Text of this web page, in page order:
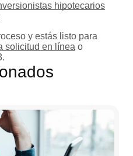
hipotecarios
y estás listo para
solicitud en línea o